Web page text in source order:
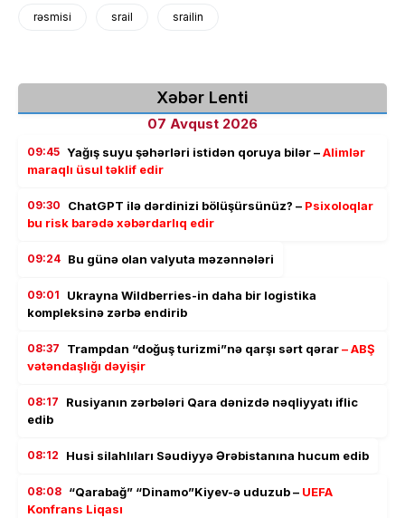
rəsmisi srail srailin
Xəbər Lenti
07 Avqust 2026
09:45 Yağış suyu şəhərləri istidən qoruya bilər –Alimlər
maraqlı üsul təklif edir
09:30 ChatGPT ilə dərdinizi bölüşürsünüz? – Psixoloqlar
bu risk barədə xəbərdarlıq edir
09:24 Bu günə olan valyuta məzənnələri
09:01
Ukrayna Wildberries-in daha bir logistika
kompleksinə zərbə endirib
08:37 Trampdan “doğuş turizmi”nə qarşı sərt qərar– ABŞ
vətəndaşlığı dəyişir
08:17
Rusiyanın zərbələri Qara dənizdə nəqliyyatı iflic
edib
08:12 Husi silahlıları Səudiyyə Ərəbistanına hucum edib
08:08 “Qarabağ” “Dinamo”Kiyev-ə uduzub – UEFA
Konfrans Liqası